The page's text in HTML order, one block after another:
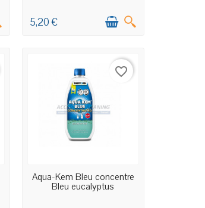
5,20 €
EN STOCK MAGASIN
favorite_border
Aqua-Kem Bleu concentre
Bleu eucalyptus